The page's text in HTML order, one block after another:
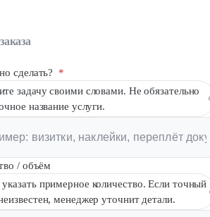
сделать?
*
задачу своими словами. Не обязательно
название услуги.
/ объём
примерное количество. Если точный
менеджер уточнит детали.